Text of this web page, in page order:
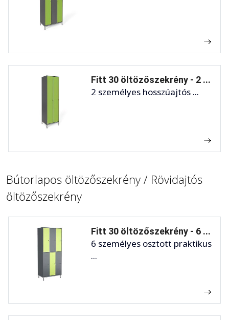
Fitt 30 öltözőszekrény - 2 ...
2 személyes hosszúajtós ...
Bútorlapos öltözőszekrény / Rövidajtós
öltözőszekrény
Fitt 30 öltözőszekrény - 6 ...
6 személyes osztott praktikus
...